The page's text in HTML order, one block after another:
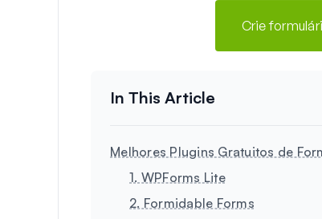
Crie
Melhores Plugins Gratuitos de
1. WPForms Lite
2. Formidable Forms